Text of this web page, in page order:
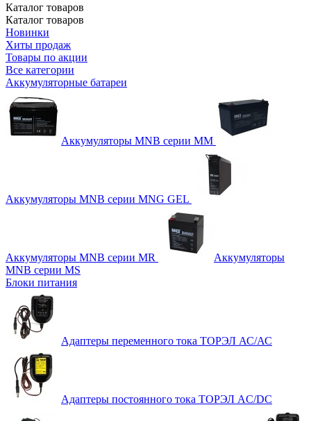
Каталог товаров
Каталог товаров
Новинки
Хиты продаж
Товары по акции
Все категории
Аккумуляторные батареи
Аккумуляторы MNB серии MM
Аккумуляторы MNB серии MNG GEL
Аккумуляторы MNB серии MR
Аккумуляторы
MNB серии MS
Блоки питания
Адаптеры переменного тока ТОРЭЛ АС/АС
Адаптеры постоянного тока ТОРЭЛ AC/DC